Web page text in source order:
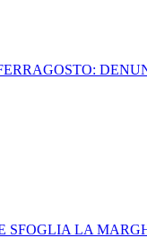
SFOGLIA LA